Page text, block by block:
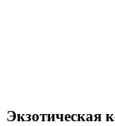
Экзотическая